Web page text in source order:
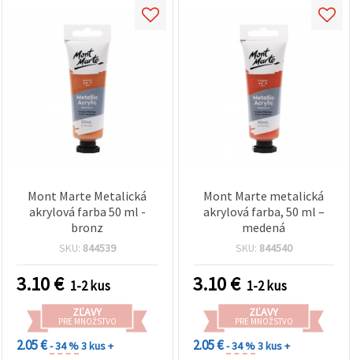
Mont Marte Metalická
akrylová farba 50 ml -
bronz
SKU: 844539
3.10€ 1-2 kus
ZĽAVY
PRE MNOŽSTVO
2.05 €- 34 %3 kus +
Mont Marte metalická
akrylová farba, 50 ml –
medená
SKU: 844540
3.10€ 1-2 kus
ZĽAVY
PRE MNOŽSTVO
2.05 €- 34 %3 kus +